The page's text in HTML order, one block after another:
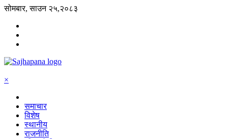
सोमबार, साउन २५,२०८३
×
समाचार
विशेष
स्थानीय
राजनीति